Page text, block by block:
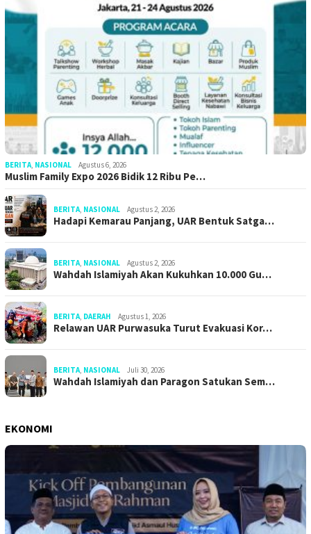
BERITA NASIONAL Agustus 6, 2026
Muslim Family Expo 2026 Bidik 12 Ribu Pe…
BERITA NASIONAL Agustus 2, 2026
Hadapi Kemarau Panjang, UAR Bentuk Satga…
BERITA NASIONAL Agustus 2, 2026
Wahdah Islamiyah Akan Kukuhkan 10.000 Gu…
BERITA DAERAH Agustus 1, 2026
Relawan UAR Purwasuka Turut Evakuasi Kor…
BERITA NASIONAL Juli 30, 2026
Wahdah Islamiyah dan Paragon Satukan Sem…
EKONOMI